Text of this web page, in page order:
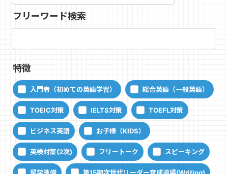
フリーワード検索
特徴
入門者（初めての英語学習） 総合英語（一般英語）
TOEIC対策 IELTS対策 TOEFL対策
ビジネス英語 お子様（KIDS）
英検対策(2次) フリートーク スピーキング
留学準備 第15期次世代リーダー育成道場(Writing)